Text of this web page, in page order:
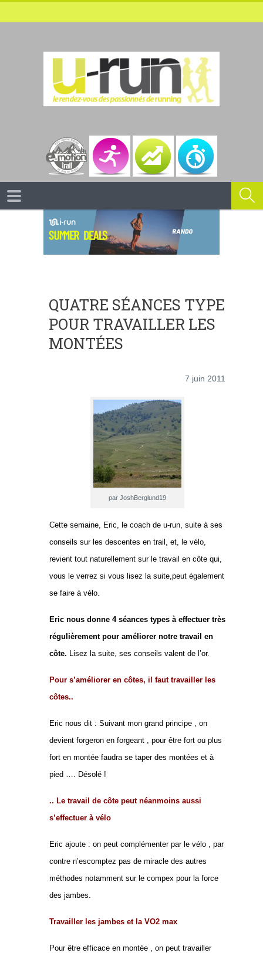
QUATRE SÉANCES TYPE
POUR TRAVAILLER LES
MONTÉES
7 juin 2011
par JoshBerglund19
Cette semaine, Eric, le coach de u-run, suite à ses
conseils sur les descentes en trail, et, le vélo,
revient tout naturellement sur le travail en côte qui,
vous le verrez si vous lisez la suite,peut également
se faire à vélo.
Eric nous donne 4 séances types à effectuer très
régulièrement pour améliorer notre travail en
côte. Lisez la suite, ses conseils valent de l’or.
Pour s’améliorer en côtes, il faut travailler les
côtes..
Eric nous dit : Suivant mon grand principe , on
devient forgeron en forgeant , pour être fort ou plus
fort en montée faudra se taper des montées et à
pied …. Désolé !
.. Le travail de côte peut néanmoins aussi
s’effectuer à vélo
Eric ajoute : on peut complémenter par le vélo , par
contre n’escomptez pas de miracle des autres
méthodes notamment sur le compex pour la force
des jambes.
Travailler les jambes et la VO2 max
Pour être efficace en montée , on peut travailler